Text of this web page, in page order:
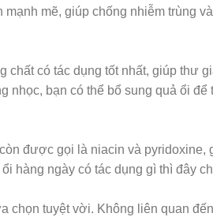
mạnh mẽ, giúp chống nhiễm trùng
chất có tác dụng tốt nhất, giúp thư
nhọc, bạn có thể bổ sung quả ổi
được gọi là niacin và
hàng ngày có tác dụng gì thì đây
chọn tuyệt vời. Không liên quan